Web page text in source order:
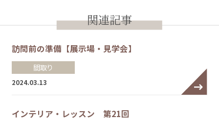
関連記事
訪問前の準備【展示場・見学会】
間取り
2024.03.13
インテリア・レッスン 第21回